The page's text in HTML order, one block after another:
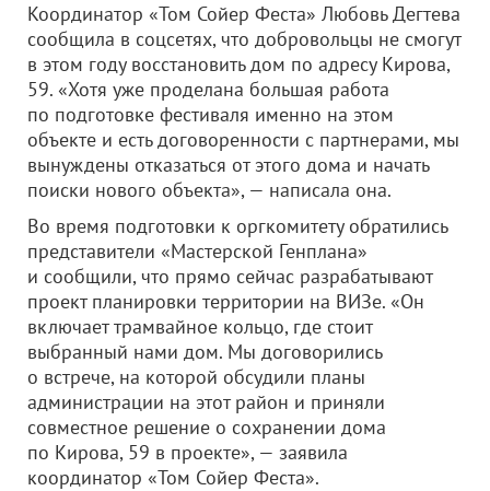
Координатор «Том Сойер Феста» Любовь Дегтева
сообщила в соцсетях, что добровольцы не смогут
в этом году восстановить дом по адресу Кирова,
59. «Хотя уже проделана большая работа
по подготовке фестиваля именно на этом
объекте и есть договоренности с партнерами, мы
вынуждены отказаться от этого дома и начать
поиски нового объекта», — написала она.
Во время подготовки к оргкомитету обратились
представители «Мастерской Генплана»
и сообщили, что прямо сейчас разрабатывают
проект планировки территории на ВИЗе. «Он
включает трамвайное кольцо, где стоит
выбранный нами дом. Мы договорились
о встрече, на которой обсудили планы
администрации на этот район и приняли
совместное решение о сохранении дома
по Кирова, 59 в проекте», — заявила
координатор «Том Сойер Феста».